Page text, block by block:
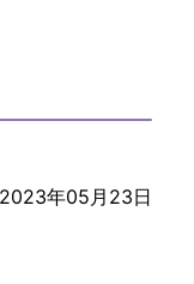
年05月23日